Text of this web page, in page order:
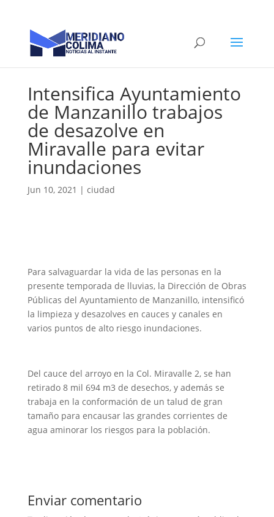
Intensifica Ayuntamiento
de Manzanillo trabajos
de desazolve en
Miravalle para evitar
inundaciones
Jun 10, 2021 | ciudad
Para salvaguardar la vida de las personas en la
presente temporada de lluvias, la Dirección de Obras
Públicas del Ayuntamiento de Manzanillo, intensificó
la limpieza y desazolves en cauces y canales en
varios puntos de alto riesgo inundaciones.
Del cauce del arroyo en la Col. Miravalle 2, se han
retirado 8 mil 694 m3 de desechos, y además se
trabaja en la conformación de un talud de gran
tamaño para encausar las grandes corrientes de
agua aminorar los riesgos para la población.
Enviar comentario